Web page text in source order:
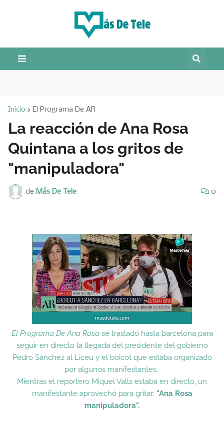
Inicio El Programa De AR
La reacción de Ana Rosa
Quintana a los gritos de
"manipuladora"
de Más De Tele 0
El Programa De Ana Rosa se trasladó hasta barcelona para
seguir en directo la llegada del presidente del gobierno
Pedro Sánchez al Liceu y el boicot que estaba organizado
por algunos manifestantes.
Mientras el reportero Miquel Valls estaba en directo, un
manifestante aprovechó para gritar: "Ana Rosa
manipuladora".